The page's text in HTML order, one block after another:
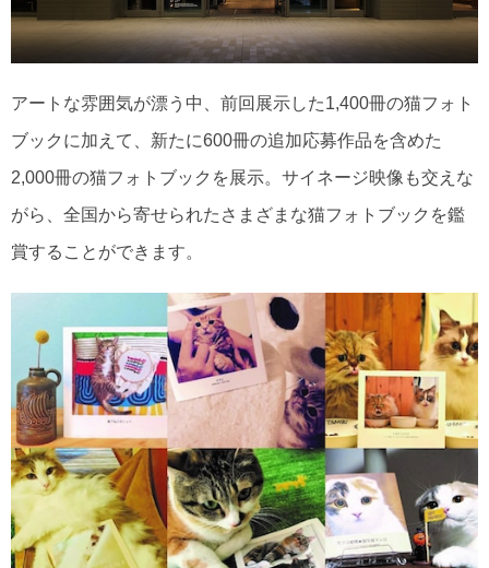
アートな雰囲気が漂う中、前回展示した1,400冊の猫フォト
ブックに加えて、新たに600冊の追加応募作品を含めた
2,000冊の猫フォトブックを展示。サイネージ映像も交えな
がら、全国から寄せられたさまざまな猫フォトブックを鑑
賞することができます。